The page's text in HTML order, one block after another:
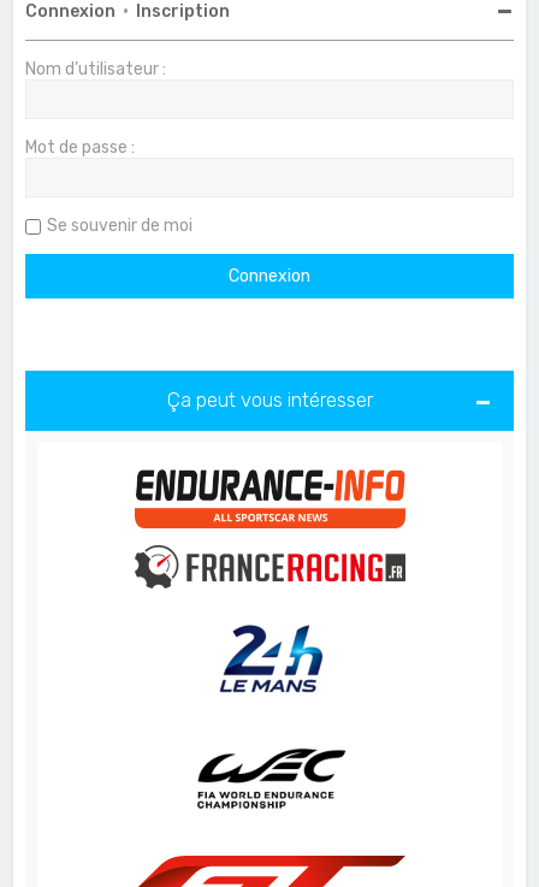
Connexion • Inscription
Nom d’utilisateur :
Mot de passe :
Se souvenir de moi
Ça peut vous intéresser